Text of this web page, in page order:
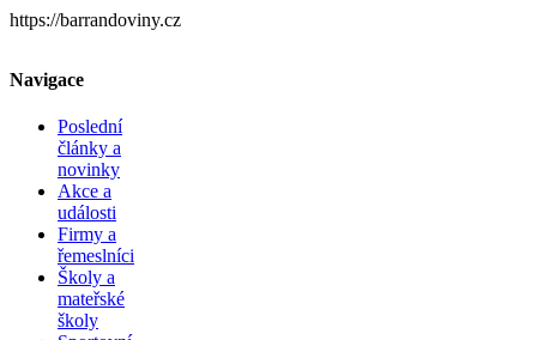
https://barrandoviny.cz
Navigace
Poslední
články a
novinky
Akce a
události
Firmy a
řemeslníci
Školy a
mateřské
školy